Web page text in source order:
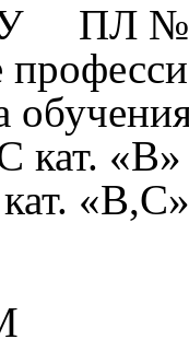
ПЛ №7
кат. «В»
«В,С»